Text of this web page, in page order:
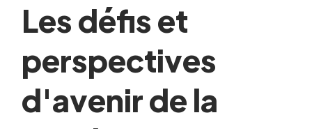
Les défis et
perspectives
d'avenir de la